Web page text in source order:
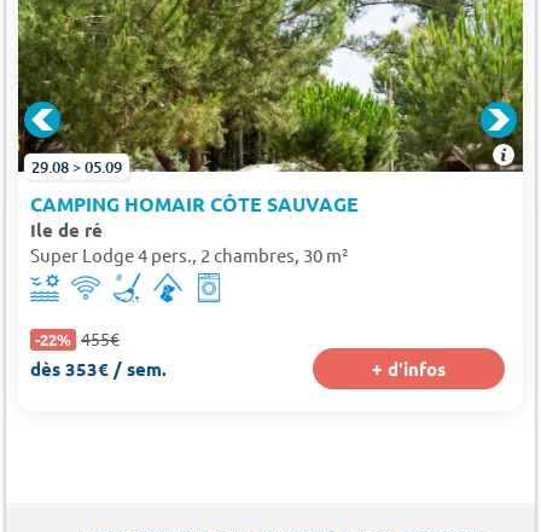
29.08 > 05.09
CAMPING HOMAIR CÔTE SAUVAGE
Ile de ré
Super Lodge 4 pers., 2 chambres, 30 m²
-22% 455€
dès 353€ / sem. + d'infos